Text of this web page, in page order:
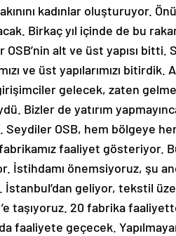
kadınlar oluşturuyor.
Birkaç yıl içinde de bu
OSB’nin alt ve üst yapısı bitti.
ve üst yapılarımızı bitirdik.
gelecek, zaten
Bizler de yatırım
Seydiler OSB, hem bölgeye
faaliyet gösteriyor.
İstihdamı önemsiyoruz, şu
geliyor, tekstil
taşıyoruz. 20 fabrika
faaliyete geçecek.